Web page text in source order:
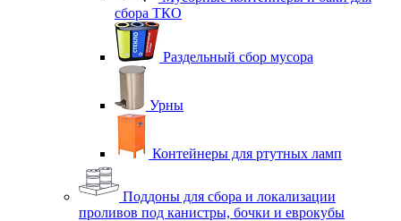
сбора ТКО
Раздельный сбор мусора
Урны
Контейнеры для ртутных ламп
Поддоны для сбора и локализации
проливов под канистры, бочки и еврокубы